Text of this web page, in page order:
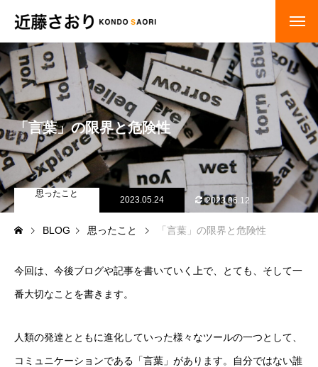
「言葉」の限界と危険性
思ったこと
2023.05.24 2023.06.12
BLOG 思ったこと 「言葉」の限界と危険性
今回は、今後ブログや記事を書いていく上で、とても、そして一
番大切なことを書きます。
人類の発達とともに進化していった様々なツールの一つとして、
コミュニケーションである「言葉」があります。自分ではない誰